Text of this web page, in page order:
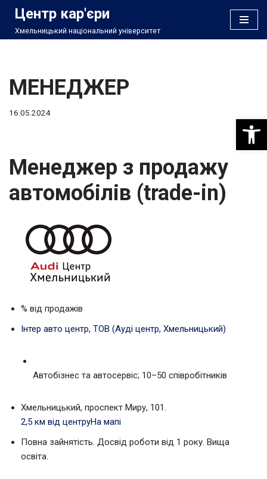
Перейти
Центр кар'єри
Хмельницький національний університет
МЕНЕДЖЕР
16.05.2024
Менеджер з продажу
автомобілів (trade-in)
% від продажів
Інтер авто центр, ТОВ (Ауді центр, Хмельницький)
Автобізнес та автосервіс; 10–50 співробітників
Хмельницький, проспект Миру, 101.
2,5 км від центруНа мапі
Повна зайнятість. Досвід роботи від 1 року. Вища
освіта.